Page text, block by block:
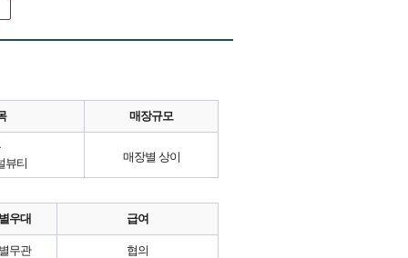
매장규모
뷰티
매장별 상이
우대 급여
무관 협의